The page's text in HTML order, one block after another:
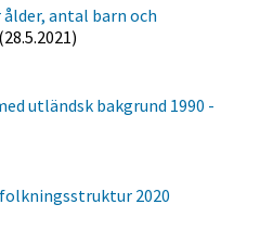
antal barn och
(28.5.2021)
utländsk bakgrund 1990 -
2020